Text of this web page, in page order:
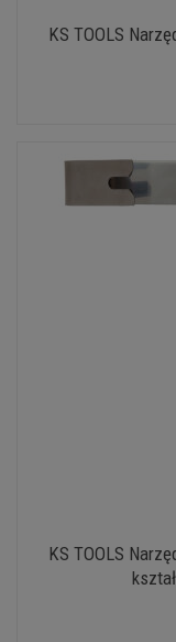
KS TOOLS
KS TOOLS